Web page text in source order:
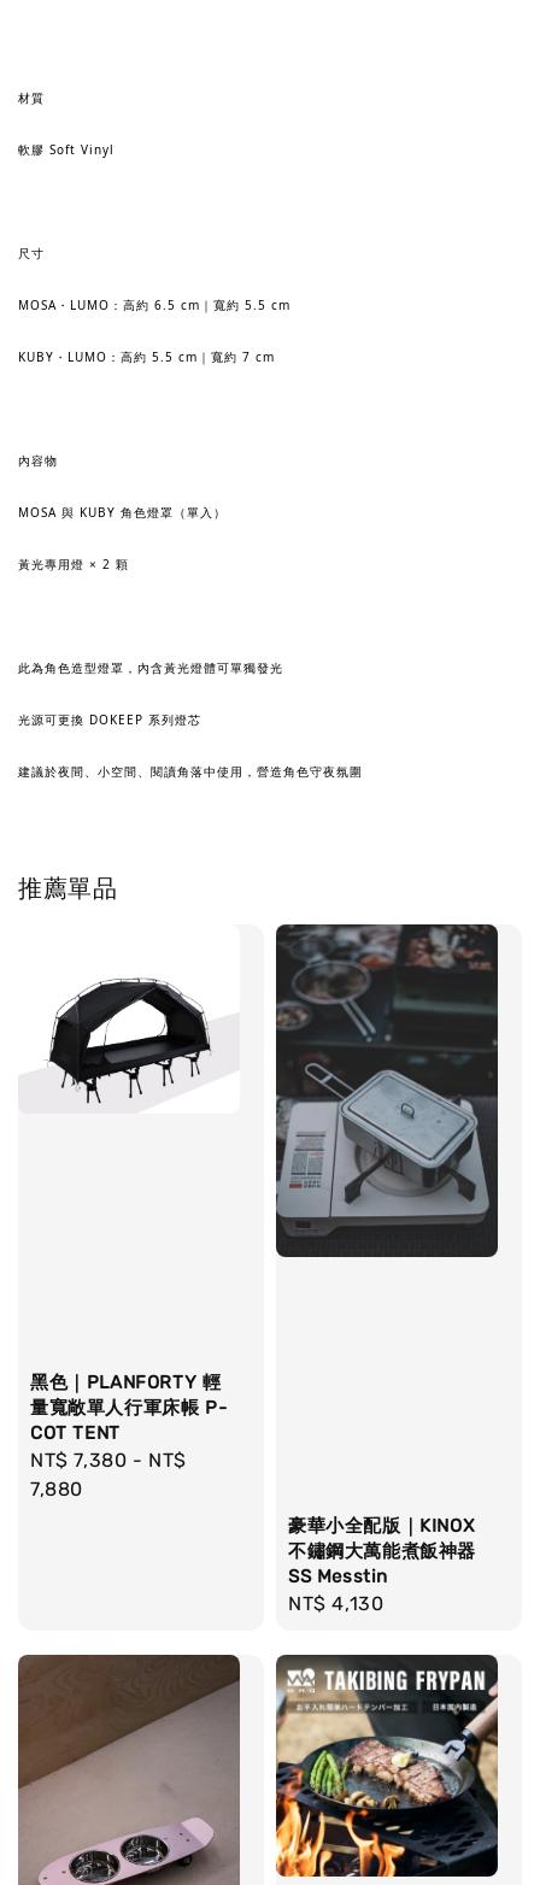
材質
軟膠 Soft Vinyl
尺寸
MOSA・LUMO：高約 6.5 cm｜寬約 5.5 cm
KUBY・LUMO：高約 5.5 cm｜寬約 7 cm
內容物
MOSA 與 KUBY 角色燈罩（單入）
黃光專用燈 × 2 顆
此為角色造型燈罩，內含黃光燈體可單獨發光
光源可更換 DOKEEP 系列燈芯
建議於夜間、小空間、閱讀角落中使用，營造角色守夜氛圍
推薦單品
黑色｜PLANFORTY 輕
量寬敞單人行軍床帳 P-
COT TENT
Regular
price
NT$ 7,380 - NT$
7,880
豪華小全配版｜KINOX
不鏽鋼大萬能煮飯神器
SS Messtin
Regular
NT$ 4,130